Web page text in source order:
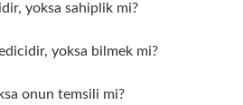
yoksa sahiplik mi?
yoksa bilmek mi?
onun temsili mi?